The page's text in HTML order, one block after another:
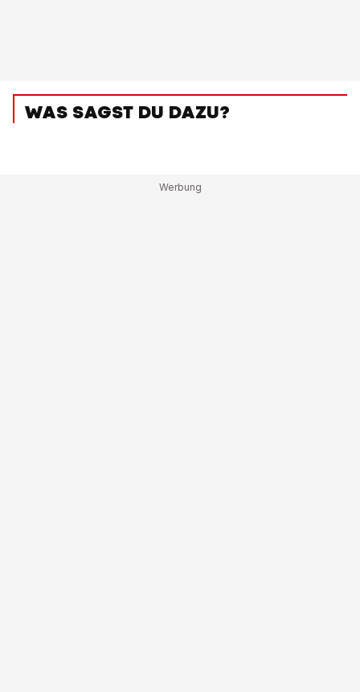
WAS SAGST DU DAZU?